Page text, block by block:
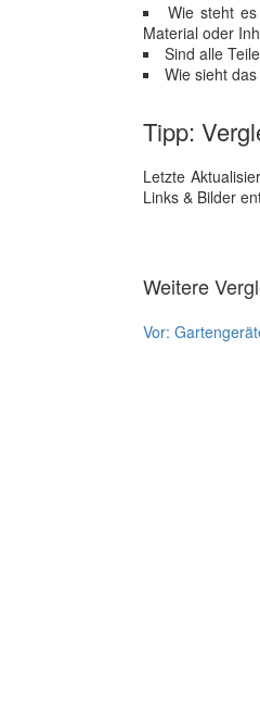
Wie steht
Material oder
Sind alle
Wie sieht
Tipp:
Letzte
Links & Bilder
Weitere
Vor: